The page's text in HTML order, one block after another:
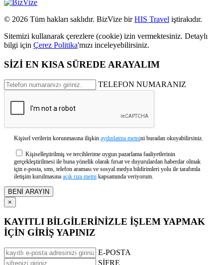
© 2026 Tüm hakları saklıdır. BizVize birHIS Travel iştirakıdır.
Sitemizi kullanarak çerezlere (cookie) izin vermektesiniz. Detaylı
bilgi için Çerez Politika'mızı inceleyebilirsiniz.
SİZİ EN KISA SÜREDE ARAYALIM
TELEFON NUMARANIZ
Kişisel verilerin korunmasına ilişkin aydınlatma metnini buradan okuyabilirsiniz.
Kişiselleştirilmiş ve tercihlerime uygun pazarlama faaliyetlerinin
gerçekleştirilmesi ile buna yönelik olarak fırsat ve duyurulardan haberdar olmak
için e-posta, sms, telefon araması ve sosyal medya bildirimleri yolu ile tarafımla
iletişim kurulmasına açık rıza metni kapsamında veriyorum.
×
KAYITLI BİLGİLERİNİZLE İŞLEM YAPMAK
İÇİN GİRİŞ YAPINIZ
E-POSTA
ŞİFRE